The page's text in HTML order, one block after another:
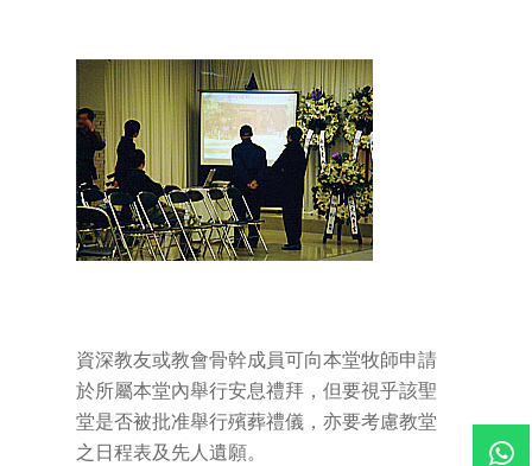
資深教友或教會骨幹成員可向本堂牧師申請
於所屬本堂內舉行安息禮拜，但要視乎該聖
堂是否被批准舉行殯葬禮儀，亦要考慮教堂
之日程表及先人遺願。